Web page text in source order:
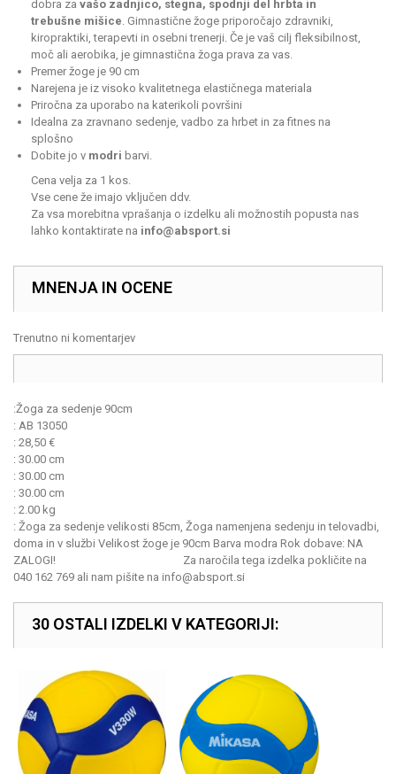
dobra za vašo zadnjico, stegna, spodnji del hrbta in
trebušne mišice. Gimnastične žoge priporočajo zdravniki,
kiropraktiki, terapevti in osebni trenerji. Če je vaš cilj fleksibilnost,
moč ali aerobika, je gimnastična žoga prava za vas.
Premer žoge je 90 cm
Narejena je iz visoko kvalitetnega elastičnega materiala
Priročna za uporabo na katerikoli površini
Idealna za zravnano sedenje, vadbo za hrbet in za fitnes na
splošno
Dobite jo v modri barvi.
Cena velja za 1 kos.
Vse cene že imajo vključen ddv.
Za vsa morebitna vprašanja o izdelku ali možnostih popusta nas
lahko kontaktirate na info@absport.si
MNENJA IN OCENE
Trenutno ni komentarjev
:Žoga za sedenje 90cm
: AB 13050
: 28,50 €
: 30.00 cm
: 30.00 cm
: 30.00 cm
: 2.00 kg
: Žoga za sedenje velikosti 85cm, Žoga namenjena sedenju in telovadbi,
doma in v službi Velikost žoge je 90cm Barva modra Rok dobave: NA
ZALOGI! Za naročila tega izdelka pokličite na
040 162 769 ali nam pišite na info@absport.si
30 OSTALI IZDELKI V KATEGORIJI: